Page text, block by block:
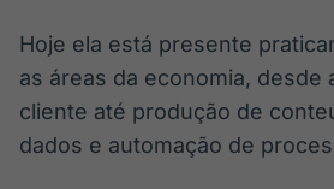
Hoje ela está presente
as áreas da economia, desde
cliente até produção de
dados e automação de